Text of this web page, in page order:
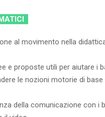
al movimento nella
e proposte utili per aiutare i
le nozioni motorie di base
della comunicazione con i